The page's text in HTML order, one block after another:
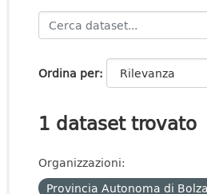
Ordina per
1 dataset trovato
Organizzazioni:
Provincia Autonoma di